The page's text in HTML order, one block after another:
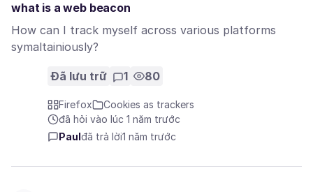
what is a web beacon
How can I track myself across various platforms
symaltainiously?
Đã lưu trữ 1 80
Firefox
Cookies as trackers
đã hỏi vào lúc 1 năm trước
Paul đã trả lời1 năm trước